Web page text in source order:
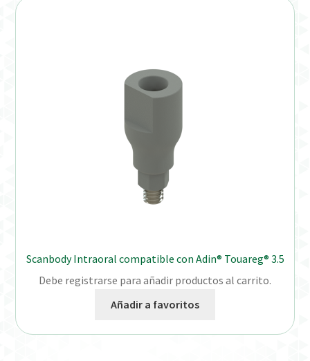
Scanbody Intraoral compatible con Adin® Touareg® 3.5
Debe registrarse para añadir productos al carrito.
Añadir a favoritos